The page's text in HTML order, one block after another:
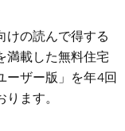
けの読んで得する
満載した無料住宅
ーザー版」を年4回
ます。